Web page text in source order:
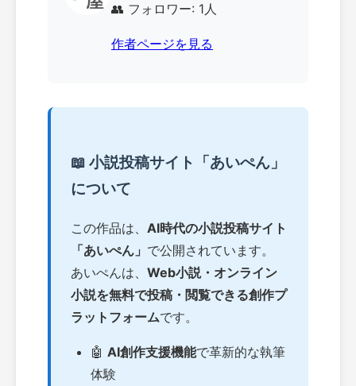
👥 フォロワー: 1人
作者ページを見る
📖 小説投稿サイト「あいぺん」
について
この作品は、 AI時代の小説投稿サイト
「あいぺん」 で公開されています。
あいぺんは、 Web小説・オンライン
小説を無料で投稿・閲覧できる創作プ
ラットフォームです。
🤖 AI創作支援機能で革新的な執筆
体験